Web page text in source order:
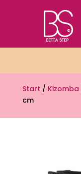
Start / Kizomba
cm